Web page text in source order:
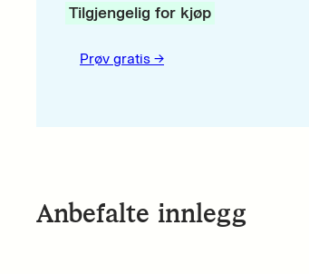
Tilgjengelig for kjøp
Prøv gratis ->
Anbefalte innlegg